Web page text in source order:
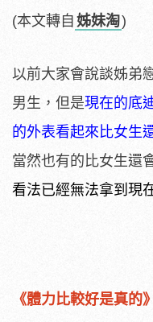
(本文轉自 姊妹淘)
以前大家會說談姊弟
男生，但是現在的底
的外表看起來比女生
當然也有的比女生還
看法已經無法拿到現
《體力比較好是真的》